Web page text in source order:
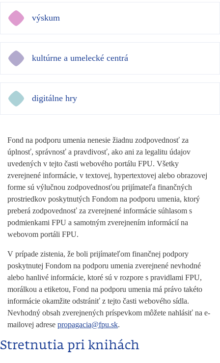
výskum
kultúrne a umelecké centrá
digitálne hry
Fond na podporu umenia nenesie žiadnu zodpovednosť za
úplnosť, správnosť a pravdivosť, ako ani za legalitu údajov
uvedených v tejto časti webového portálu FPU. Všetky
zverejnené informácie, v textovej, hypertextovej alebo obrazovej
forme sú výlučnou zodpovednosťou prijímateľa finančných
prostriedkov poskytnutých Fondom na podporu umenia, ktorý
preberá zodpovednosť za zverejnené informácie súhlasom s
podmienkami FPU a samotným zverejnením informácií na
webovom portáli FPU.
V prípade zistenia, že boli prijímateľom finančnej podpory
poskytnutej Fondom na podporu umenia zverejnené nevhodné
alebo hanlivé informácie, ktoré sú v rozpore s pravidlami FPU,
morálkou a etiketou, Fond na podporu umenia má právo takéto
informácie okamžite odstrániť z tejto časti webového sídla.
Nevhodný obsah zverejnených príspevkom môžete nahlásiť na e-
mailovej adrese propagacia@fpu.sk.
Stretnutia pri knihách